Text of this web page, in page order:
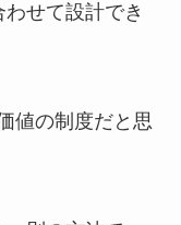
せて設計でき
値の制度だと思